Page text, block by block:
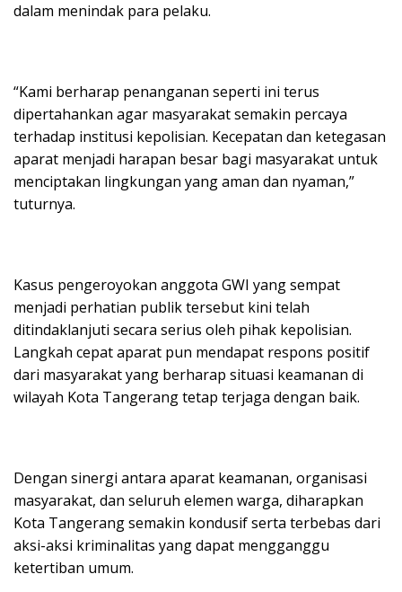
dalam menindak para pelaku.
“Kami berharap penanganan seperti ini terus
dipertahankan agar masyarakat semakin percaya
terhadap institusi kepolisian. Kecepatan dan ketegasan
aparat menjadi harapan besar bagi masyarakat untuk
menciptakan lingkungan yang aman dan nyaman,”
tuturnya.
Kasus pengeroyokan anggota GWI yang sempat
menjadi perhatian publik tersebut kini telah
ditindaklanjuti secara serius oleh pihak kepolisian.
Langkah cepat aparat pun mendapat respons positif
dari masyarakat yang berharap situasi keamanan di
wilayah Kota Tangerang tetap terjaga dengan baik.
Dengan sinergi antara aparat keamanan, organisasi
masyarakat, dan seluruh elemen warga, diharapkan
Kota Tangerang semakin kondusif serta terbebas dari
aksi-aksi kriminalitas yang dapat mengganggu
ketertiban umum.